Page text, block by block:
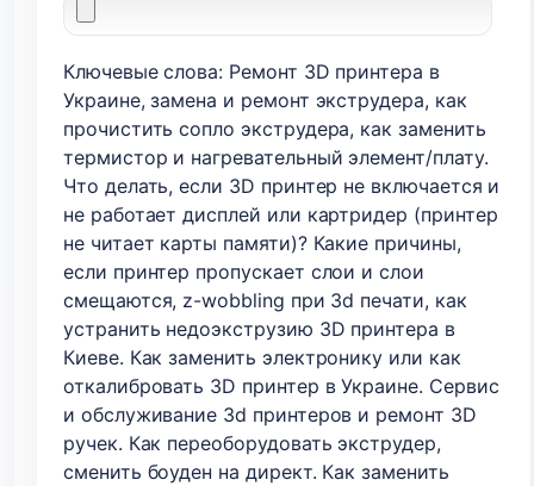
Ключевые слова: Ремонт 3D принтера в
Украине, замена и ремонт экструдера, как
прочистить сопло экструдера, как заменить
термистор и нагревательный элемент/плату.
Что делать, если 3D принтер не включается и
не работает дисплей или картридер (принтер
не читает карты памяти)? Какие причины,
если принтер пропускает слои и слои
смещаются, z-wobbling при 3d печати, как
устранить недоэкструзию 3D принтера в
Киеве. Как заменить электронику или как
откалибровать 3D принтер в Украине. Сервис
и обслуживание 3d принтеров и ремонт 3D
ручек. Как переоборудовать экструдер,
сменить боуден на директ. Как заменить